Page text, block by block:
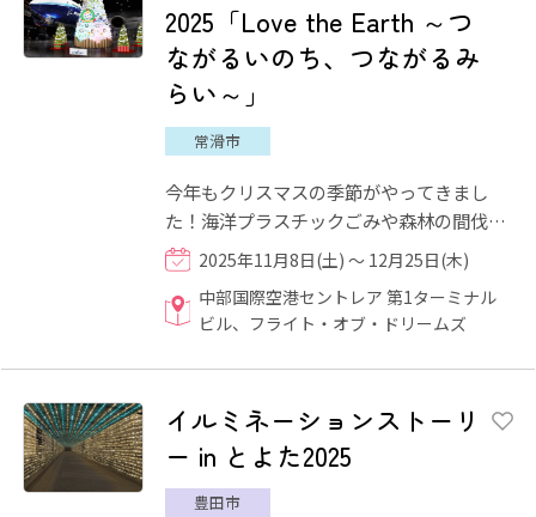
2025「Love the Earth ～つ
ながるいのち、つながるみ
らい～」
常滑市
今年もクリスマスの季節がやってきまし
た！海洋プラスチックごみや森林の間伐材
を活用したオーナメントや参加型ワークシ
ョップ、空と海と山をイメ...
2025年11月8日(土) ～ 12月25日(木)
中部国際空港セントレア 第1ターミナル
ビル、フライト・オブ・ドリームズ
イルミネーションストーリ
ー in とよた2025
豊田市